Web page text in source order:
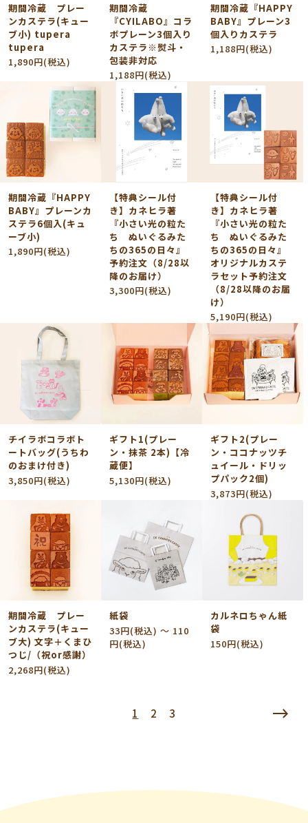
期間冷蔵 プレー
ンカステラ(キュー
ブ小) tupera
tupera
1,890円(税込)
期間冷蔵
『CYILABO』コラ
ボプレーン3個入り
カステラ※熨斗・
包装非対応
1,188円(税込)
期間冷蔵『HAPPY
BABY』プレーン3
個入りカステラ
1,188円(税込)
期間冷蔵『HAPPY
BABY』プレーンカ
ステラ6個入(キュ
ーブ小)
1,890円(税込)
【特典シール付
き】カネヒラ著
『小さい光の粒た
ち ぬいぐるみた
ちの365の日々』
予約注文（8/28以
降のお届け）
3,300円(税込)
【特典シール付
き】カネヒラ著
『小さい光の粒た
ち ぬいぐるみた
ちの365の日々』
オリジナルカステ
ラセット予約注文
（8/28以降のお届
け）
5,190円(税込)
チイラボコラボト
ートバッグ(うちわ
のおまけ付き)
3,850円(税込)
ギフト1(プレー
ン・抹茶 2本)【冷
蔵便】
5,130円(税込)
ギフト2(プレー
ン・ココナッツチ
ュイール・ドリッ
プパック2個)
3,873円(税込)
期間冷蔵 プレー
ンカステラ(キュー
ブ大) 文字＋くまひ
つじ/（祝or感謝）
2,268円(税込)
紙袋
33円(税込) 〜 110
円(税込)
カルネロちゃん紙
袋
150円(税込)
1 2 3